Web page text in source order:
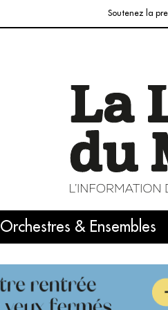
Soutenez la
Orchestres & Ensembles
L'info du jour